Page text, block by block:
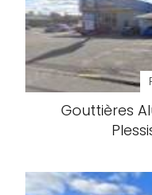
Gouttières